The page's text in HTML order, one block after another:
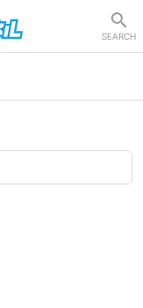
SEARCH